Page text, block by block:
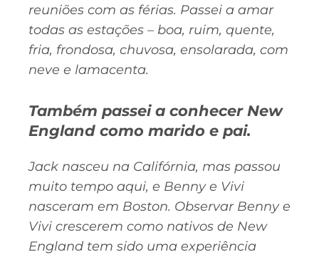
reuniões com as férias. Passei a amar
todas as estações – boa, ruim, quente,
fria, frondosa, chuvosa, ensolarada, com
neve e lamacenta.
Também passei a conhecer New
England como marido e pai.
Jack nasceu na Califórnia, mas passou
muito tempo aqui, e Benny e Vivi
nasceram em Boston. Observar Benny e
Vivi crescerem como nativos de New
England tem sido uma experiência